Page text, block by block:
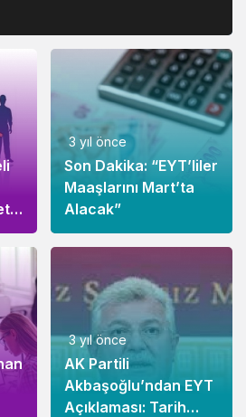
3 yıl önce
Son Dakika: “EYT’liler
Maaşlarını Mart’ta
Alacak”
3 yıl önce
AK Partili
Akbaşoğlu’ndan EYT
Açıklaması: Tarih